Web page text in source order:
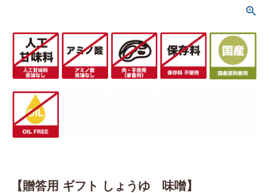
【贈答用 ギフト しょうゆ 味噌】